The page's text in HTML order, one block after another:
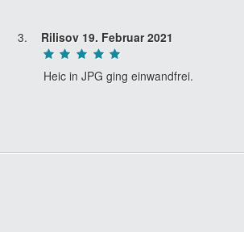
Rilisov 19. Februar 2021
Heic in JPG ging einwandfrei.